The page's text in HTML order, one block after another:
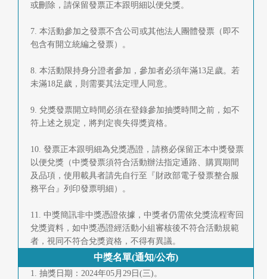
或刪除，請保留發票正本跟明細以便兌獎。
7. 本活動參加之發票不含公司或其他法人團體發票（即不
包含有開立統編之發票）。
8. 本活動限持身分證者參加，參加者必須年滿13足歲。若
未滿18足歲，則需要其法定理人同意。
9. 兌獎發票開立時間必須在登錄參加抽獎時間之前，如不
符上述之規定，將判定喪失得獎資格。
10. 發票正本跟明細為兌獎憑證，請務必保留正本中獎發票
以便兌獎（中獎發票須符合活動辦法指定通路、購買期間
及品項，使用載具者請先自行至『財政部電子發票整合服
務平台』列印發票明細）。
11. 中獎簡訊非中獎憑證依據，中獎者仍需依兌獎流程寄回
兌獎資料，如中獎憑證經活動小組審核後不符合活動規範
者，視同不符合兌獎資格，不得有異議。
中獎名單(通知/公布)
1. 抽獎日期：2024年05月29日(三)。